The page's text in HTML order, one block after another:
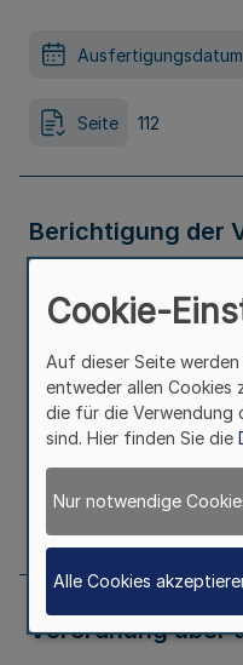
Ausfertigungsdatum
Seite 112
Berichtigung der
2019
Verordnung über
Cookie-
Auf dieser Seite
entweder allen Cookies
die für die Verwendung
sind. Hier finden Sie die
Nur notwendige
Alle Cookies